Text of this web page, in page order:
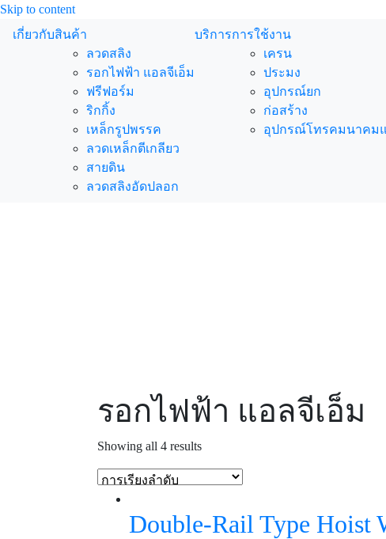
Skip to content
เกี่ยวกับสินค้า
ลวดสลิง
รอกไฟฟ้า แอลจีเอ็ม
ฟรีฟอร์ม
ริกกิ้ง
เหล็กรูปพรรค
ลวดเหล็กตีเกลียว
สายดิน
ลวดสลิงอัดปลอก
บริการการใช้งาน
เครน
ประมง
อุปกรณ์ยก
ก่อสร้าง
อุปกรณ์โทรคมนาคม
รอกไฟฟ้า แอลจีเอ็ม
Showing all 4 results
Double-Rail Type